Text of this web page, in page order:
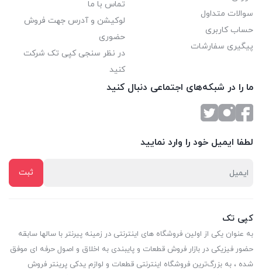
سوالات متداول
حساب کاربری
پیگیری سفارشات
تماس با ما
لوکیشن و آدرس جهت فروش
حضوری
در نظر سنجی کپی تک شرکت
کنید
ما را در شبکه‌های اجتماعی دنبال کنید
لطفا ایمیل خود را وارد نمایید
کپی تک
به عنوان یکی از اولین فروشگاه های اینترنتی در زمینه پیرنتر با سالها سابقه
حضور فیزیکی در بازار فروش قطعات و پایبندی به اخلاق و اصول حرفه ای موفق
شده ، به بزرگ‌ترین فروشگاه اینترنتی قطعات و لوازم یدکی پرینتر فروش